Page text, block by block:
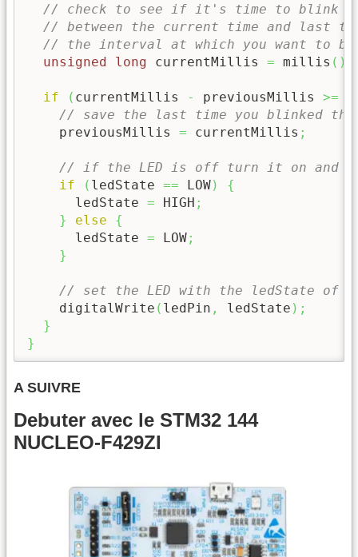
// check to see if it's time to blink
// between the current time and last
// the interval at which you want to
unsigned
long currentMillis = millis ( )
if ( currentMillis - previousMillis >=
// save the last time you blinked the
    previousMillis
= currentMillis ;
// if the LED is off turn it on and
if
( ledState == LOW)
{
      ledState
= HIGH ;
}
else
{
      ledState
= LOW;
}
// set the LED with the ledState of
    digitalWrite
( ledPin , ledState ) ;
}
}
A SUIVRE
Debuter avec le STM32 144
NUCLEO-F429ZI